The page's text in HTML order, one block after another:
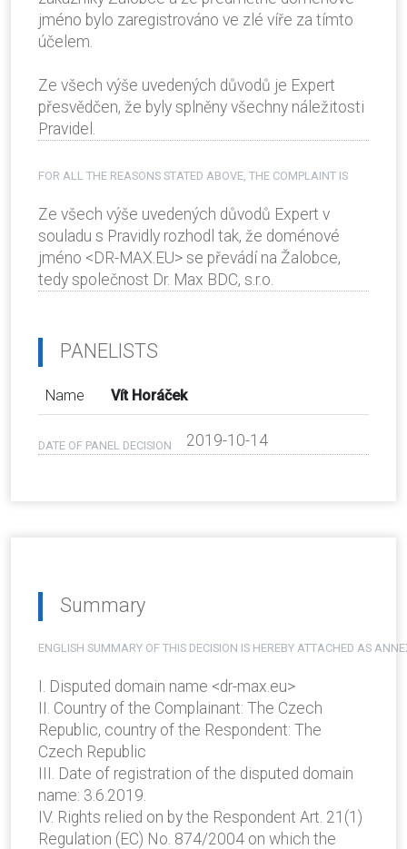
jméno bylo zaregistrováno ve zlé víře za tímto
účelem.
Ze všech výše uvedených důvodů je Expert
přesvědčen, že byly splněny všechny náležitosti
Pravidel.
FOR ALL THE REASONS STATED ABOVE, THE COMPLAINT IS
Ze všech výše uvedených důvodů Expert v
souladu s Pravidly rozhodl tak, že doménové
jméno <DR-MAX.EU> se převádí na Žalobce,
tedy společnost Dr. Max BDC, s.r.o.
PANELISTS
Name Vít Horáček
DATE OF PANEL DECISION 2019-10-14
Summary
ENGLISH SUMMARY OF THIS DECISION IS HEREBY ATTACHED AS
I. Disputed domain name <dr-max.eu>
II. Country of the Complainant: The Czech
Republic, country of the Respondent: The
Czech Republic
III. Date of registration of the disputed domain
name: 3.6.2019.
IV. Rights relied on by the Respondent Art. 21(1)
Regulation (EC) No. 874/2004 on which the